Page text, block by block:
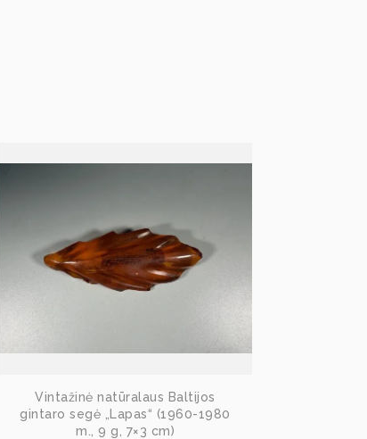
Vintažinė natūralaus Baltijos
gintaro segė „Lapas“ (1960-1980
m., 9 g, 7×3 cm)